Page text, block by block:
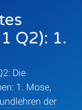
Q2): 1.
Die
1. Mose,
der